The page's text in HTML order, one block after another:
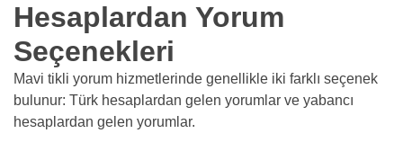
Hesaplardan Yorum
Seçenekleri
Mavi tikli yorum hizmetlerinde genellikle iki farklı seçenek
bulunur: Türk hesaplardan gelen yorumlar ve yabancı
hesaplardan gelen yorumlar.